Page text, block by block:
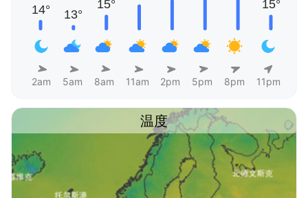
2am 5am 8am 11am 2pm 5pm 8pm 11pm
温度